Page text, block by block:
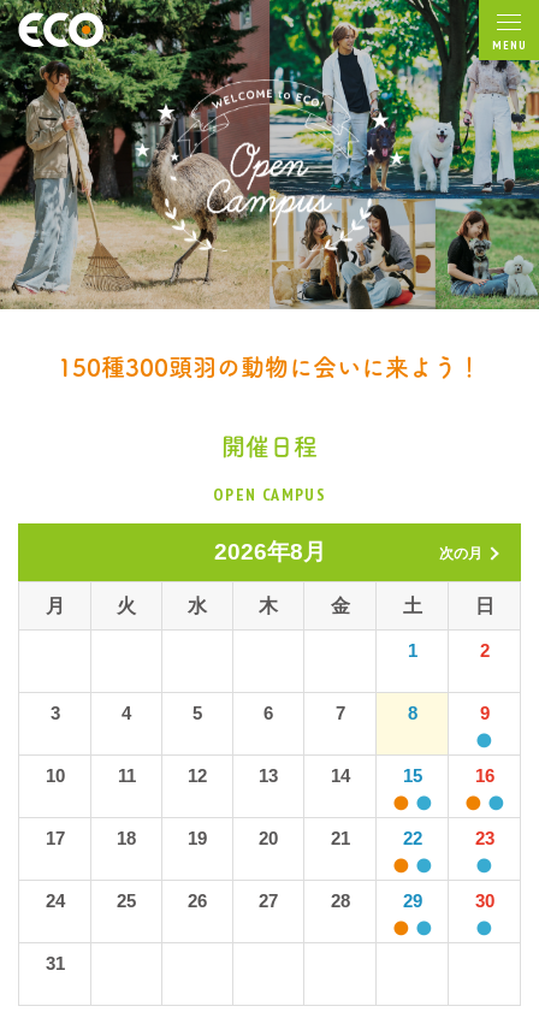
MENU
150種300頭羽の動物に会いに来よう！
開催日程
OPEN CAMPUS
2026年8月
月 火 水 木 金 土 日
1 2
3 4 5 6 7 8 9
10 11 12 13 14 15 16
17 18 19 20 21 22 23
24 25 26 27 28 29 30
31
次の月